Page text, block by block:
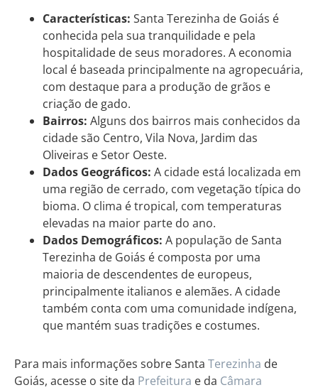
Características: Santa Terezinha de Goiás é
conhecida pela sua tranquilidade e pela
hospitalidade de seus moradores. A economia
local é baseada principalmente na agropecuária,
com destaque para a produção de grãos e
criação de gado.
Bairros: Alguns dos bairros mais conhecidos da
cidade são Centro, Vila Nova, Jardim das
Oliveiras e Setor Oeste.
Dados Geográficos: A cidade está localizada em
uma região de cerrado, com vegetação típica do
bioma. O clima é tropical, com temperaturas
elevadas na maior parte do ano.
Dados Demográficos: A população de Santa
Terezinha de Goiás é composta por uma
maioria de descendentes de europeus,
principalmente italianos e alemães. A cidade
também conta com uma comunidade indígena,
que mantém suas tradições e costumes.
Para mais informações sobre Santa Terezinha de
Goiás, acesse o site da Prefeitura e da Câmara